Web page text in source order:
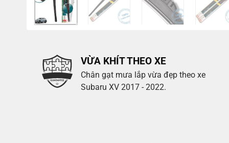
VỪA KHÍT THEO XE
Chân gạt mưa lắp vừa đẹp theo xe
Subaru XV 2017 - 2022.